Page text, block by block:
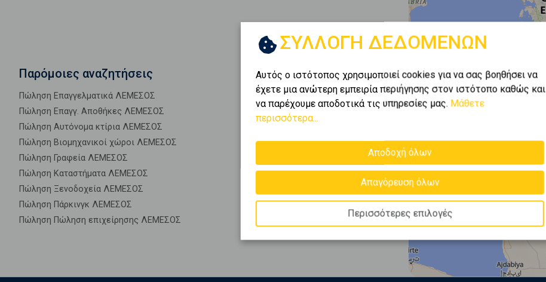
Παρόμοιες αναζητήσεις
Πώληση Επαγγελματικά ΛΕΜΕΣΟΣ
Πώληση Επαγγ. Αποθήκες ΛΕΜΕΣΟΣ
Πώληση Αυτόνομα κτίρια ΛΕΜΕΣΟΣ
Πώληση Βιομηχανικοί χώροι ΛΕΜΕΣΟΣ
Πώληση Γραφεία ΛΕΜΕΣΟΣ
Πώληση Καταστήματα ΛΕΜΕΣΟΣ
Πώληση Ξενοδοχεία ΛΕΜΕΣΟΣ
Πώληση Πάρκινγκ ΛΕΜΕΣΟΣ
Πώληση Πώληση επιχείρησης ΛΕΜΕΣΟΣ
ΣΥΛΛΟΓΗ ΔΕΔΟΜΕΝΩΝ
Αυτός ο ιστότοπος χρησιμοποιεί cookies για να σας βοηθήσει να
έχετε μια ανώτερη εμπειρία περιήγησης στον ιστότοπο καθώς και
να παρέχουμε αποδοτικά τις υπηρεσίες μας. Μάθετε
περισσότερα...
Αποδοχή όλων
Απαγόρευση όλων
Περισσότερες επιλογές